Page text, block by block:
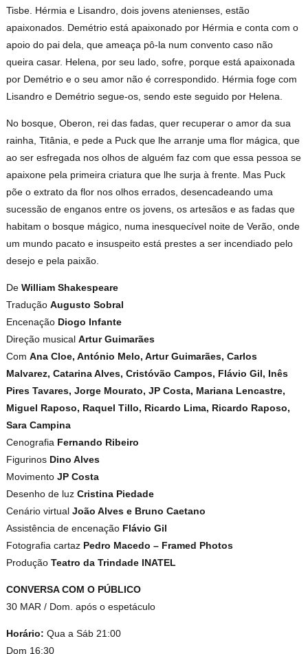
Tisbe. Hérmia e Lisandro, dois jovens atenienses, estão
apaixonados. Demétrio está apaixonado por Hérmia e conta com o
apoio do pai dela, que ameaça pô-la num convento caso não
queira casar. Helena, por seu lado, sofre, porque está apaixonada
por Demétrio e o seu amor não é correspondido. Hérmia foge com
Lisandro e Demétrio segue-os, sendo este seguido por Helena.
No bosque, Oberon, rei das fadas, quer recuperar o amor da sua
rainha, Titânia, e pede a Puck que lhe arranje uma flor mágica, que
ao ser esfregada nos olhos de alguém faz com que essa pessoa se
apaixone pela primeira criatura que lhe surja à frente. Mas Puck
põe o extrato da flor nos olhos errados, desencadeando uma
sucessão de enganos entre os jovens, os artesãos e as fadas que
habitam o bosque mágico, numa inesquecível noite de Verão, onde
um mundo pacato e insuspeito está prestes a ser incendiado pelo
desejo e pela paixão.
DeWilliam Shakespeare
TraduçãoAugusto Sobral
Encenação Diogo Infante
Direção musicalArtur Guimarães
ComAna Cloe, António Melo, Artur Guimarães, Carlos
Malvarez, Catarina Alves, Cristóvão Campos, Flávio Gil, Inês
Pires Tavares, Jorge Mourato, JP Costa, Mariana Lencastre,
Miguel Raposo, Raquel Tillo, Ricardo Lima, Ricardo Raposo,
Sara Campina
Cenografia Fernando Ribeiro
Figurinos Dino Alves
MovimentoJP Costa
Desenho de luzCristina Piedade
Cenário virtualJoão Alves e Bruno Caetano
Assistência de encenação Flávio Gil
Fotografia cartaz Pedro Macedo – Framed Photos
ProduçãoTeatro da Trindade INATEL
CONVERSA COM O PÚBLICO
30 MAR / Dom. após o espetáculo
Horário:Qua a Sáb 21:00
Dom 16:30